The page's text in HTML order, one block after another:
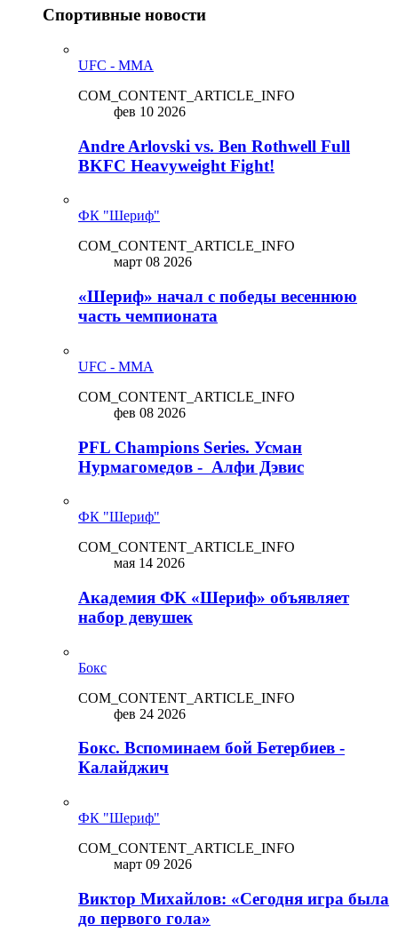
Спортивные новости
UFC - MMA
COM_CONTENT_ARTICLE_INFO
фев 10 2026
Andre Arlovski vs. Ben Rothwell Full
BKFC Heavyweight Fight!
ФК "Шериф"
COM_CONTENT_ARTICLE_INFO
март 08 2026
«Шериф» начал с победы весеннюю
часть чемпионата
UFC - MMA
COM_CONTENT_ARTICLE_INFO
фев 08 2026
PFL Champions Series. Усман
Нурмагомедов - Алфи Дэвис
ФК "Шериф"
COM_CONTENT_ARTICLE_INFO
мая 14 2026
Академия ФК «Шериф» объявляет
набор девушек
Бокс
COM_CONTENT_ARTICLE_INFO
фев 24 2026
Бокс. Вспоминаем бой Бетербиев -
Калайджич
ФК "Шериф"
COM_CONTENT_ARTICLE_INFO
март 09 2026
Виктор Михайлов: «Сегодня игра была
до первого гола»